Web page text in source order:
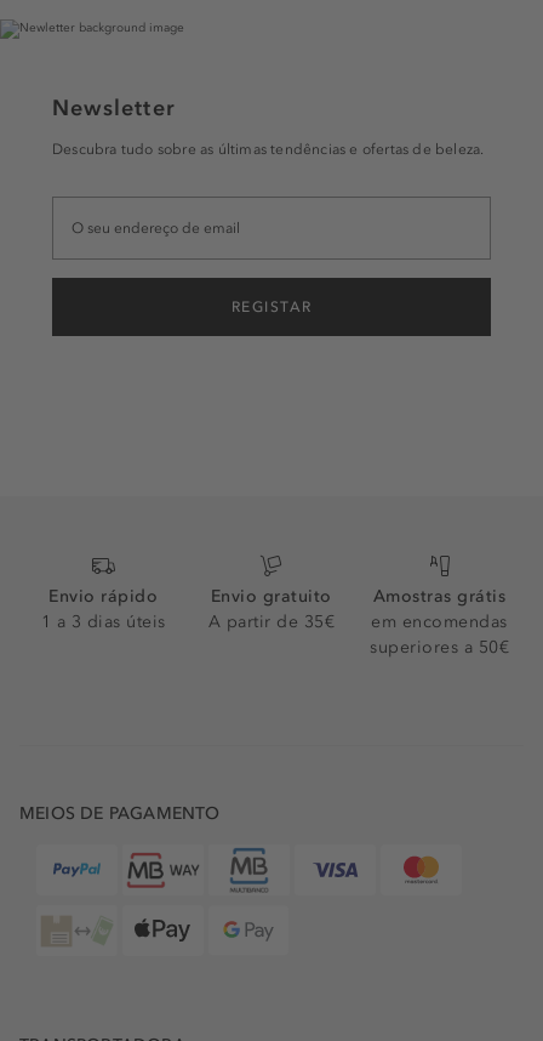
Newsletter
Descubra tudo sobre as últimas tendências e ofertas de beleza.
REGISTAR
Envio rápido
1 a 3 dias úteis
Envio gratuito
A partir de 35€
Amostras grátis
em encomendas
superiores a 50€
MEIOS DE PAGAMENTO